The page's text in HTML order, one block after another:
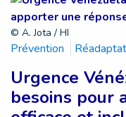
© A. Jota / HI
Prévention
Urgence
besoins pour